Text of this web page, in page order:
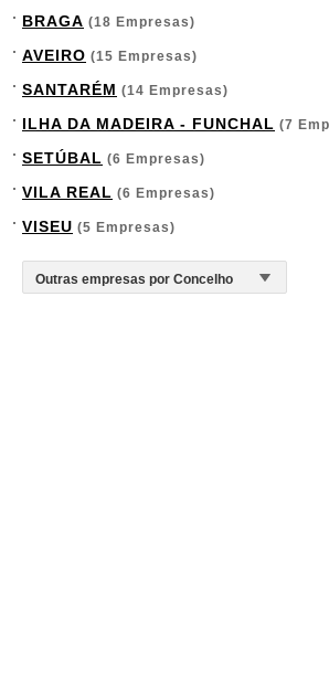
BRAGA (18 Empresas)
AVEIRO (15 Empresas)
SANTARÉM (14 Empresas)
ILHA DA MADEIRA - FUNCHAL (7
SETÚBAL (6 Empresas)
VILA REAL (6 Empresas)
VISEU (5 Empresas)